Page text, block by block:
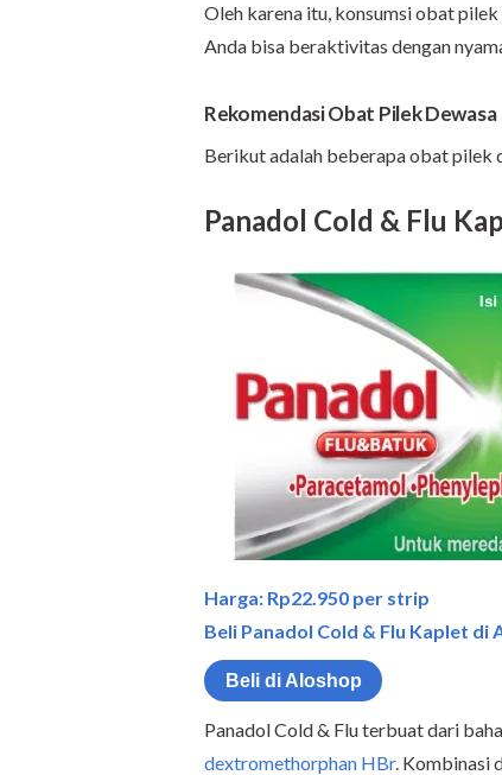
Oleh karena itu, konsumsi obat
Anda bisa beraktivitas dengan
Rekomendasi Obat Pilek Dewasa
Berikut adalah beberapa obat pilek
Panadol Cold & Flu
Harga: Rp22.950 per strip
Beli Panadol Cold & Flu Kaplet di
Beli di Aloshop
Panadol Cold & Flu terbuat dari
dextromethorphan HBr. Kombinasi